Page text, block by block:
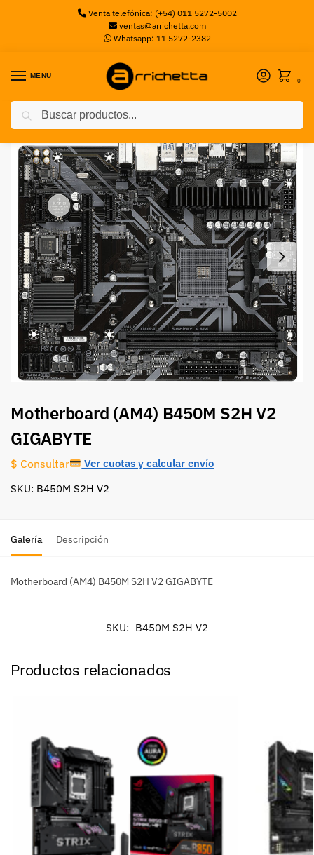
Venta telefónica: (+54) 011 5272-5002
ventas@arrichetta.com
Whatsapp: 11 5272-2382
MENU
0
Inicio Motherboards AMD / Motherboard (AM4) B450M S2H V2 GIGABYTE
Motherboard (AM4) B450M S2H V2
GIGABYTE
$ Consultar Ver cuotas y calcular envío
SKU: B450M S2H V2
Galería Descripción
Motherboard (AM4) B450M S2H V2 GIGABYTE
SKU: B450M S2H V2
Productos relacionados